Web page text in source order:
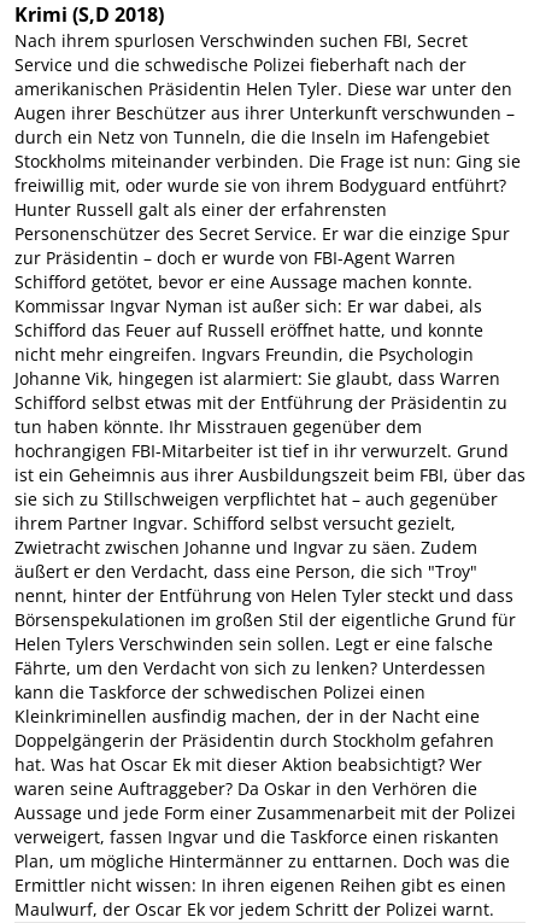
Krimi (S,D 2018)
Nach ihrem spurlosen Verschwinden suchen FBI, Secret
Service und die schwedische Polizei fieberhaft nach der
amerikanischen Präsidentin Helen Tyler. Diese war unter den
Augen ihrer Beschützer aus ihrer Unterkunft verschwunden –
durch ein Netz von Tunneln, die die Inseln im Hafengebiet
Stockholms miteinander verbinden. Die Frage ist nun: Ging sie
freiwillig mit, oder wurde sie von ihrem Bodyguard entführt?
Hunter Russell galt als einer der erfahrensten
Personenschützer des Secret Service. Er war die einzige Spur
zur Präsidentin – doch er wurde von FBI-Agent Warren
Schifford getötet, bevor er eine Aussage machen konnte.
Kommissar Ingvar Nyman ist außer sich: Er war dabei, als
Schifford das Feuer auf Russell eröffnet hatte, und konnte
nicht mehr eingreifen. Ingvars Freundin, die Psychologin
Johanne Vik, hingegen ist alarmiert: Sie glaubt, dass Warren
Schifford selbst etwas mit der Entführung der Präsidentin zu
tun haben könnte. Ihr Misstrauen gegenüber dem
hochrangigen FBI-Mitarbeiter ist tief in ihr verwurzelt. Grund
ist ein Geheimnis aus ihrer Ausbildungszeit beim FBI, über das
sie sich zu Stillschweigen verpflichtet hat – auch gegenüber
ihrem Partner Ingvar. Schifford selbst versucht gezielt,
Zwietracht zwischen Johanne und Ingvar zu säen. Zudem
äußert er den Verdacht, dass eine Person, die sich "Troy"
nennt, hinter der Entführung von Helen Tyler steckt und dass
Börsenspekulationen im großen Stil der eigentliche Grund für
Helen Tylers Verschwinden sein sollen. Legt er eine falsche
Fährte, um den Verdacht von sich zu lenken? Unterdessen
kann die Taskforce der schwedischen Polizei einen
Kleinkriminellen ausfindig machen, der in der Nacht eine
Doppelgängerin der Präsidentin durch Stockholm gefahren
hat. Was hat Oscar Ek mit dieser Aktion beabsichtigt? Wer
waren seine Auftraggeber? Da Oskar in den Verhören die
Aussage und jede Form einer Zusammenarbeit mit der Polizei
verweigert, fassen Ingvar und die Taskforce einen riskanten
Plan, um mögliche Hintermänner zu enttarnen. Doch was die
Ermittler nicht wissen: In ihren eigenen Reihen gibt es einen
Maulwurf, der Oscar Ek vor jedem Schritt der Polizei warnt.